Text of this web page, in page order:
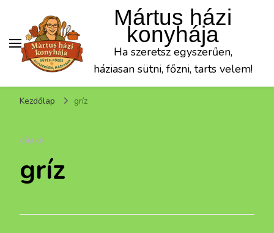
Mártus házi
konyhája
Ha szeretsz egyszerűen,
háziasan sütni, főzni, tarts velem!
Kezdőlap gríz
CÍMKE
gríz